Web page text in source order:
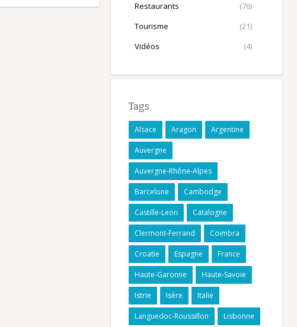
Restaurants
(76)
Tourisme
(21)
Vidéos
(4)
Tags
Alsace Aragon Argentine
Auvergne
Auvergne-Rhône-Alpes
Barcelone Cambodge
Castille-Leon Catalogne
Clermont-Ferrand Coimbra
Croatie Espagne France
Haute-Garonne Haute-Savoie
Istrie Isère Italie
Languedoc-Roussillon Lisbonne